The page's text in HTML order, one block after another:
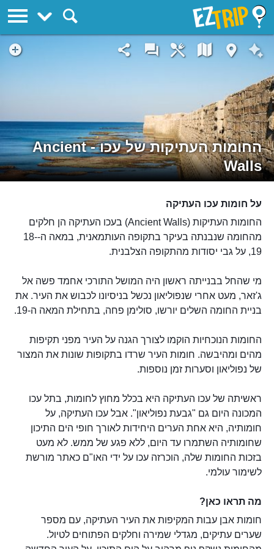
החומות העתיקות של עכו - Ancient
Walls
על חומות עכו העתיקה
החומות העתיקות (Ancient Walls) בעכו העתיקה הן חלקים
מהחומה שנבנתה בעיקר בתקופה העותמאנית, במאה ה-18-
19, על גבי יסודות מהתקופה הצלבנית.
מי שהחל בבנייתה ראשון היה המושל התורכי אחמד פשה אל
ג'זאר, מעט אחרי שנפוליאון נכשל בניסיונו לכבוש את העיר. את
בניית החומה השלים יורשו, סולימן פחה, בתחילת המאה ה-19.
החומות הנוכחיות הוקמו לצורך הגנה על העיר מפני תקיפות
מהים ומהיבשה. חומות העיר שרדו בתקופות שונות את המצור
של נפוליאון וסערות זמן נוספות.
ראשיתה של עכו העתיקה היא בכלל מחוץ לחומות, בתל עכו
המכונה היום גם "גבעת נפוליאון". אבל עכו העתיקה, על
חומותיה, היא אחת הערים היחידות לאורך חופי הים התיכון
שחומותיה השתמרו עד היום, ללא פגע של ממש. לא מעט
בזכות החומות שלה, הוכרזה עכו על ידי האו"ם כאתר מורשת
לשימור עולמי.
מה תראו כאן?
חומות אבן עבות המקיפות את העיר העתיקה, עם מספר
שערים עתיקים, מגדלי שמירה וחלקים הפתוחים לטיול.
EZTrip